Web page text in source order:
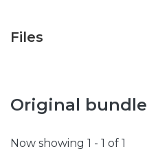
Files
Original bundle
Now showing 1 - 1 of 1